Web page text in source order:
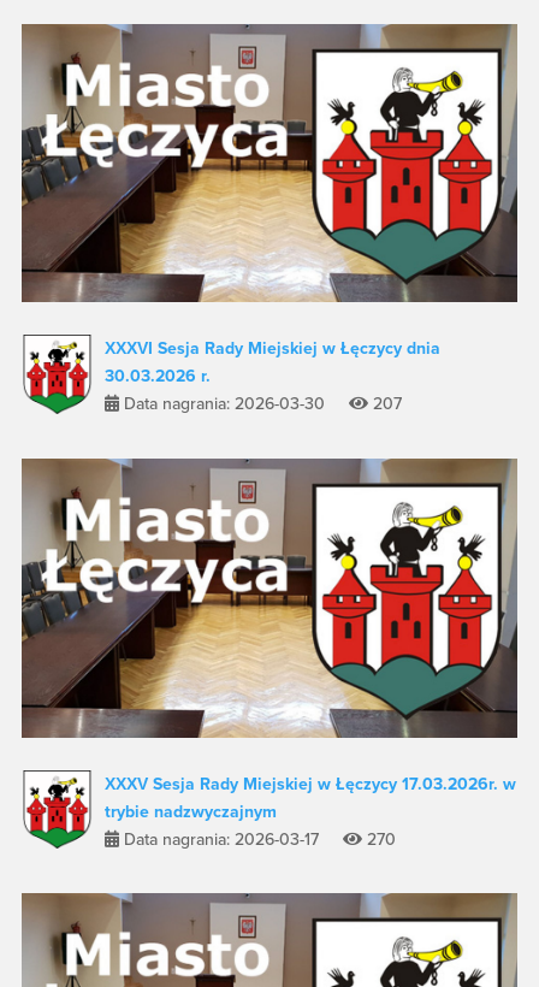
XXXVI Sesja Rady Miejskiej w Łęczycy dnia
30.03.2026 r.
Data nagrania: 2026-03-30
207
XXXV Sesja Rady Miejskiej w Łęczycy 17.03.2026r. w
trybie nadzwyczajnym
Data nagrania: 2026-03-17
270